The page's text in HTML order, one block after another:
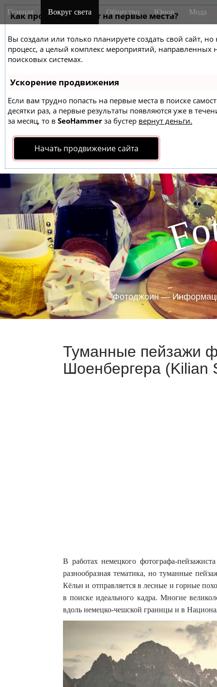
Как продвинуть сайт на первые места?
Вы создали или только планируете создать свой сайт,
процесс, а целый комплекс мероприятий,
поисковых системах.
Ускорение продвижения
Если вам трудно попасть на первые места в поиске
десятки раз, а первые результаты появляются уже в
за месяц, то в SeoHammer за бустер вернут деньги.
Начать продвижение сайта
M
a
n
m
e
n
u
i
Главная Вокруг света Общество Юмор Мода
Fo
Фотоджоин —
Туманные пейзажи
Шоенбергера (Kilian
В работах немецкого фотографа-
разнообразная тематика, но туманные
Кёльн и отправляется в лесные и горные
в поиске идеального кадра. Многие
вдоль немецко-чешской границы и в